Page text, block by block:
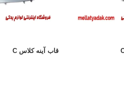
قاب آینه کلاس C